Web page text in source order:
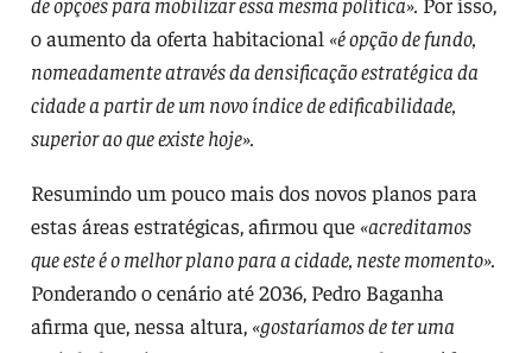
o aumento da oferta habitacional «é opção de fundo,
nomeadamente através da densificação estratégica da
cidade a partir de um novo índice de edificabilidade,
superior ao que existe hoje».
Resumindo um pouco mais dos novos planos para
estas áreas estratégicas, afirmou que «acreditamos
que este é o melhor plano para a cidade, neste momento».
Ponderando o cenário até 2036, Pedro Baganha
afirma que, nessa altura, «gostaríamos de ter uma